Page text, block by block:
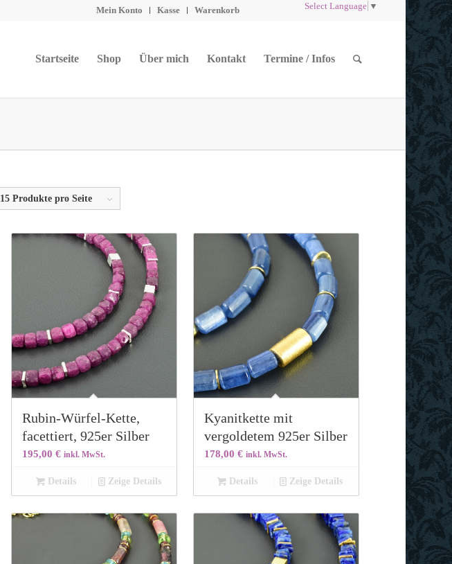
Mein Konto Kasse Warenkorb Select Language ▼
Startseite Shop Über mich Kontakt Termine / Infos
15 Produkte pro Seite
Rubin-Würfel-Kette,
facettiert, 925er Silber
195,00€ inkl. MwSt.
Details Zeige Details
Kyanitkette mit
vergoldetem 925er Silber
178,00€ inkl. MwSt.
Details Zeige Details